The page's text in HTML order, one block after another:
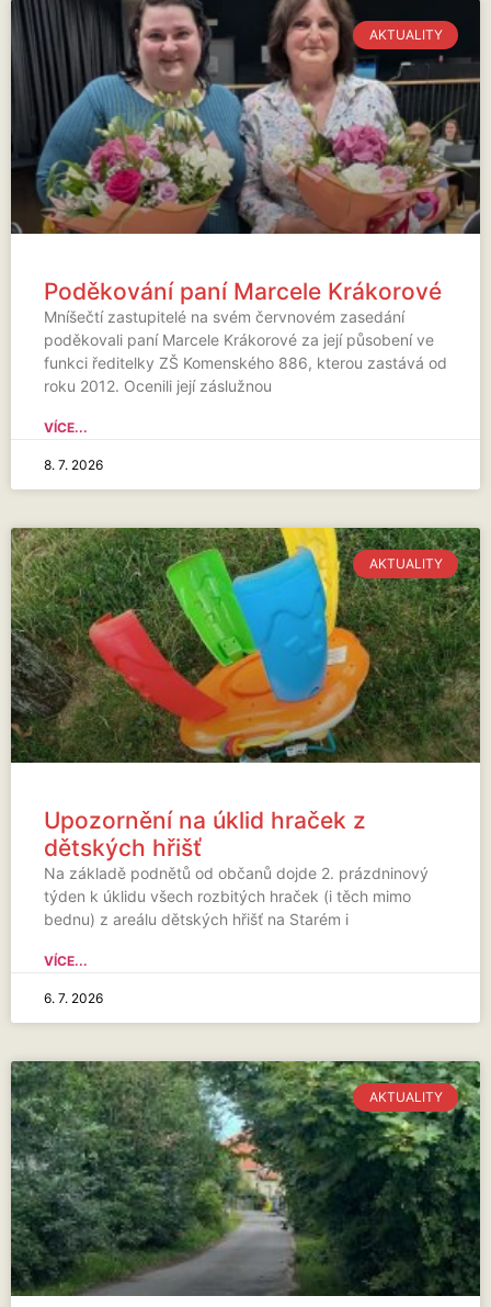
AKTUALITY
Poděkování paní Marcele Krákorové
Mníšečtí zastupitelé na svém červnovém zasedání
poděkovali paní Marcele Krákorové za její působení ve
funkci ředitelky ZŠ Komenského 886, kterou zastává od
roku 2012. Ocenili její záslužnou
VÍCE...
8. 7. 2026
AKTUALITY
Upozornění na úklid hraček z
dětských hřišť
Na základě podnětů od občanů dojde 2. prázdninový
týden k úklidu všech rozbitých hraček (i těch mimo
bednu) z areálu dětských hřišť na Starém i
VÍCE...
6. 7. 2026
AKTUALITY